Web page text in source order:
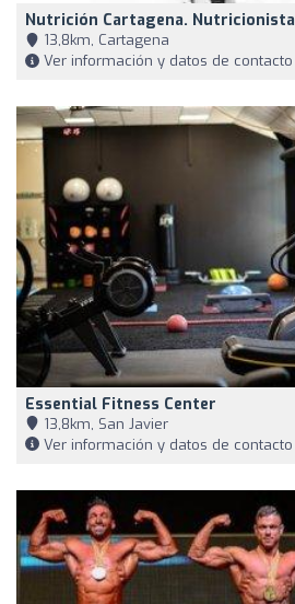
Nutrición Cartagena. Nutricionista
13,8km, Cartagena
Ver información y datos de contacto
Essential Fitness Center
13,8km, San Javier
Ver información y datos de contacto